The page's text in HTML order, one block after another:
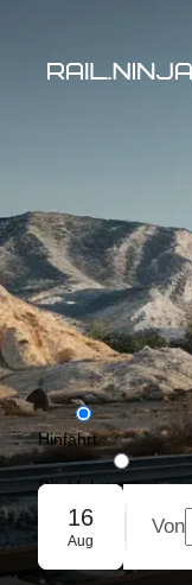
Hinfahrt
Rückfahrt
Gruppenbuchung
16
Aug
Von